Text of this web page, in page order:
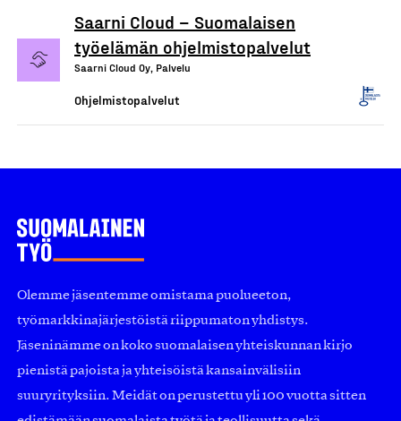
Saarni Cloud – Suomalaisen
työelämän ohjelmistopalvelut
Saarni Cloud Oy, Palvelu
Ohjelmistopalvelut
Olemme jäsentemme omistama puolueeton,
työmarkkinajärjestöistä riippumaton yhdistys.
Jäseninämme on koko suomalaisen yhteiskunnan kirjo
pienistä pajoista ja yhteisöistä kansainvälisiin
suuryrityksiin. Meidät on perustettu yli 100 vuotta sitten